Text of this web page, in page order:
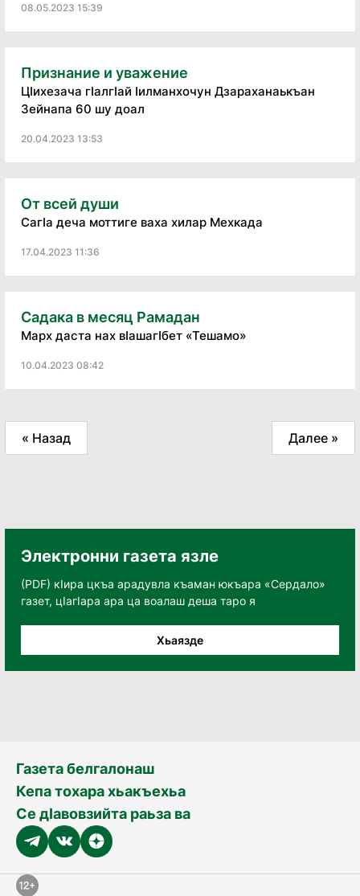
08.05.2023 15:39
Признание и уважение
ЦIихезача гIалгIай Iилманхочун Дзараханаькъан
Зейнапа 60 шу доал
20.04.2023 13:53
От всей души
CагIа деча моттиге ваха хилар Мехкада
17.04.2023 11:36
Садака в месяц Рамадан
Марх даста нах вIашагIбет «Тешамо»
10.04.2023 08:42
« Назад Далее »
Электронни газета язле
(PDF) кӀира цкъа арадувла къаман юкъара «Сердало»
газет, цӀагӀара ара ца воалаш деша таро я
Хьаязде
Газета белгалонаш
Кепа тохара хьакъехьа
Се дӀавовзийта раьза ва